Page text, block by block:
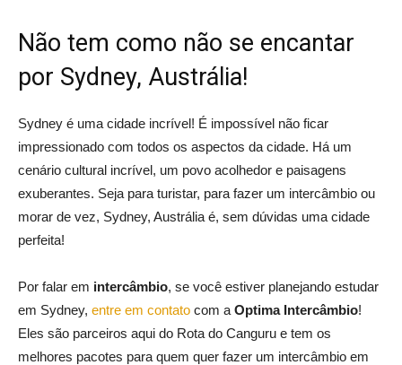
Não tem como não se encantar
por Sydney, Austrália!
Sydney é uma cidade incrível! É impossível não ficar
impressionado com todos os aspectos da cidade. Há um
cenário cultural incrível, um povo acolhedor e paisagens
exuberantes. Seja para turistar, para fazer um intercâmbio ou
morar de vez, Sydney, Austrália é, sem dúvidas uma cidade
perfeita!
Por falar em intercâmbio, se você estiver planejando estudar
em Sydney, entre em contato com a Optima Intercâmbio!
Eles são parceiros aqui do Rota do Canguru e tem os
melhores pacotes para quem quer fazer um intercâmbio em